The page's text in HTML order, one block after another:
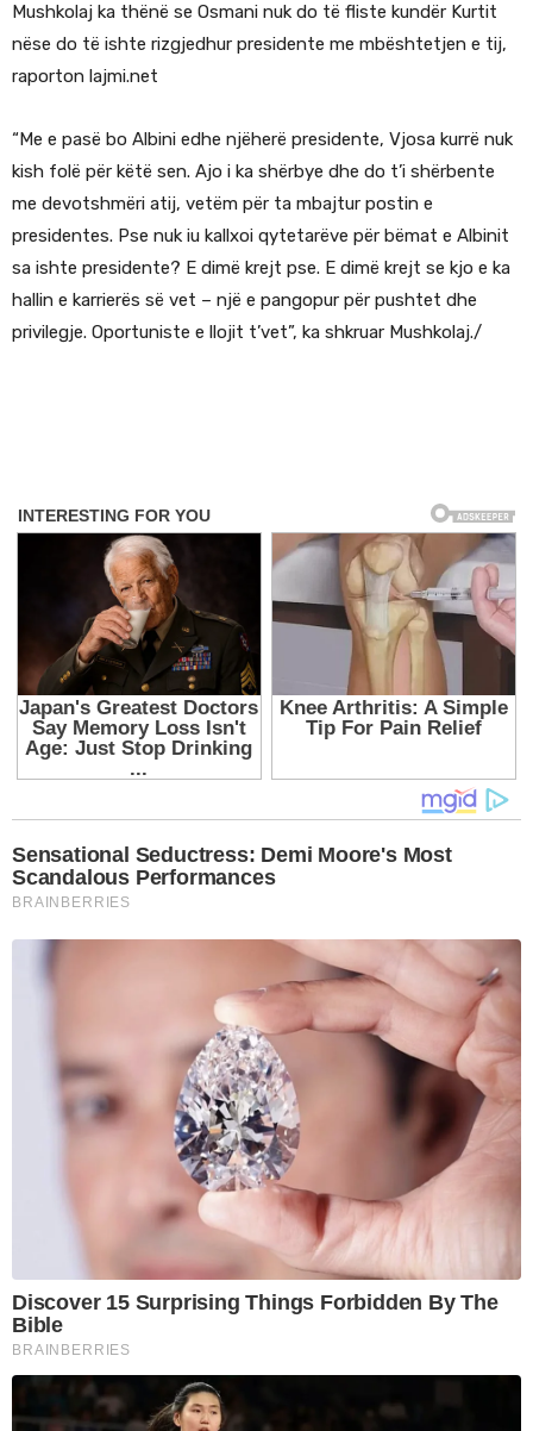
Mushkolaj ka thënë se Osmani nuk do të fliste kundër Kurtit
nëse do të ishte rizgjedhur presidente me mbështetjen e tij,
raporton lajmi.net
“Me e pasë bo Albini edhe njëherë presidente, Vjosa kurrë nuk
kish folë për këtë sen. Ajo i ka shërbye dhe do t’i shërbente
me devotshmëri atij, vetëm për ta mbajtur postin e
presidentes. Pse nuk iu kallxoi qytetarëve për bëmat e Albinit
sa ishte presidente? E dimë krejt pse. E dimë krejt se kjo e ka
hallin e karrierës së vet – një e pangopur për pushtet dhe
privilegje. Oportuniste e llojit t’vet”, ka shkruar Mushkolaj./